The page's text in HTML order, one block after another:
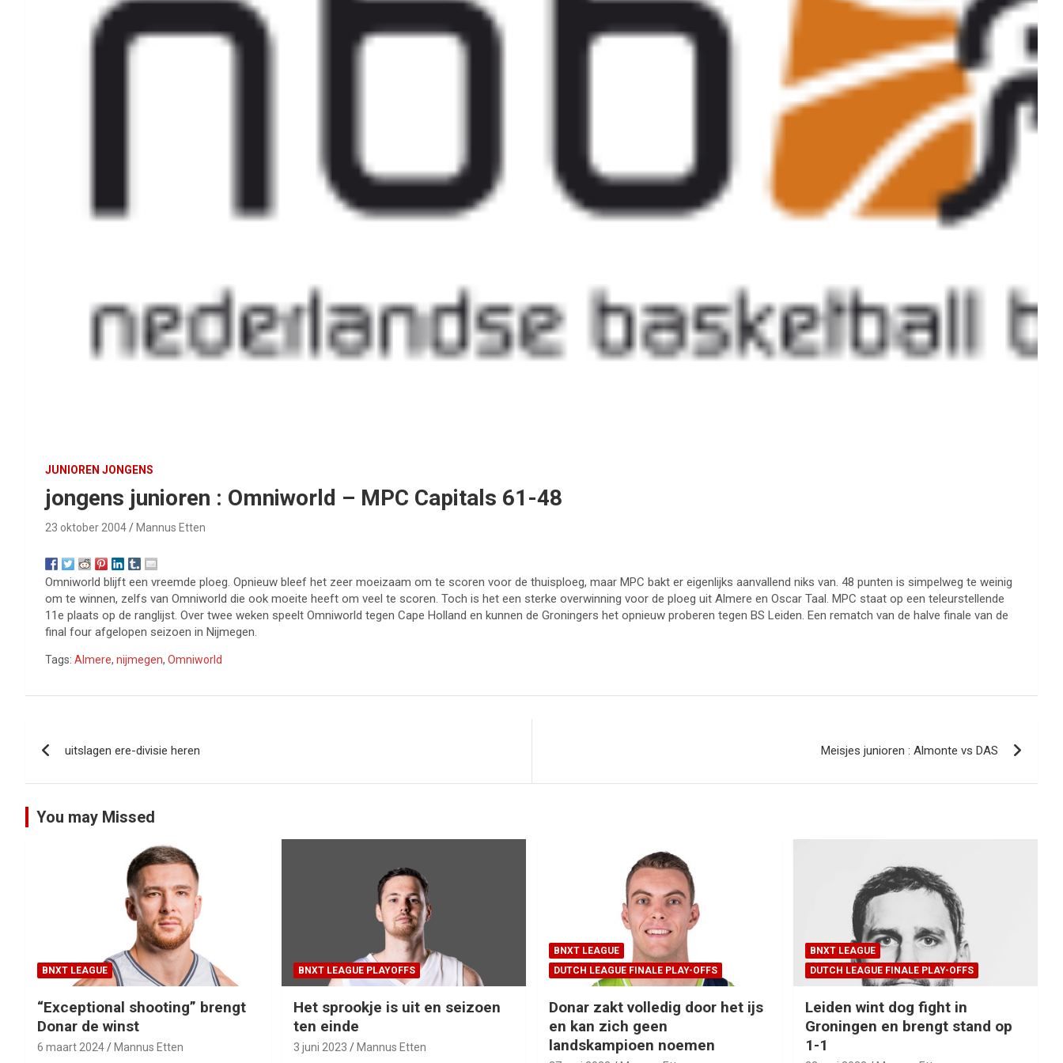
JUNIOREN JONGENS
jongens junioren : Omniworld – MPC Capitals 61-48
23 oktober 2004 Mannus Etten
Omniworld blijft een vreemde ploeg. Opnieuw bleef het zeer moeizaam om te scoren voor de thuisploeg, maar MPC bakt er eigenlijks aanvallend niks van. 48 punten is simpelweg te weinig
om te winnen, zelfs van Omniworld die ook moeite heeft om veel te scoren. Toch is het een sterke overwinning voor de ploeg uit Almere en Oscar Taal. MPC staat op een teleurstellende
11e plaats op de ranglijst. Over twee weken speelt Omniworld tegen Cape Holland en kunnen de Groningers het opnieuw proberen tegen BS Leiden. Een rematch van de halve finale van de
final four afgelopen seizoen in Nijmegen.
Tags: Almere, nijmegen, Omniworld
navigatie
uitslagen ere-divisie heren Meisjes junioren : Almonte vs DAS
You may Missed
BNXT LEAGUE
“Exceptional shooting” brengt
Donar de winst
6 maart 2024 Mannus Etten
BNXT LEAGUE PLAYOFFS
Het sprookje is uit en seizoen
ten einde
3 juni 2023 Mannus Etten
BNXT LEAGUE
DUTCH LEAGUE FINALE PLAY-OFFS
Donar zakt volledig door het ijs
en kan zich geen
landskampioen noemen
BNXT LEAGUE
DUTCH LEAGUE FINALE PLAY-OFFS
Leiden wint dog fight in
Groningen en brengt stand op
1-1